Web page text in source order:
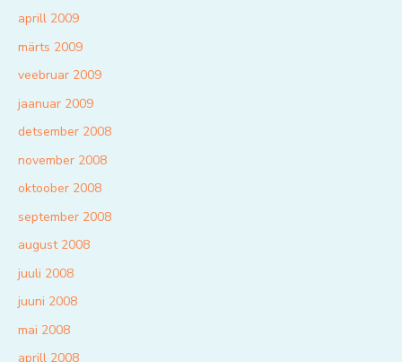
aprill 2009
märts 2009
veebruar 2009
jaanuar 2009
detsember 2008
november 2008
oktoober 2008
september 2008
august 2008
juuli 2008
juuni 2008
mai 2008
aprill 2008